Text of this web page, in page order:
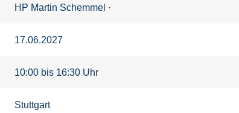
HP Martin Schemmel ·
17.06.2027
10:00 bis 16:30 Uhr
Stuttgart